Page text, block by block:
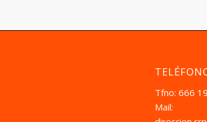
Tfno: 666
Mail: